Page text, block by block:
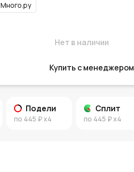
Много.ру
Нет в наличии
Купить с менеджером
Подели
по 445 ₽x4
Сплит
по 445 ₽x4